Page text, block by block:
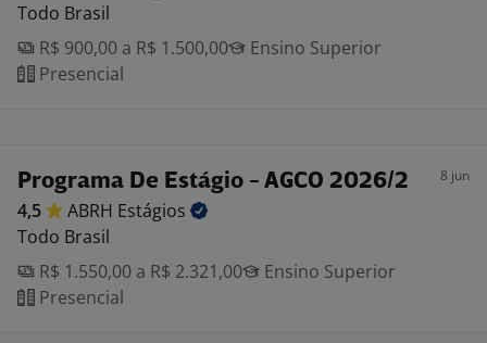
Todo Brasil
R$ 900,00 a R$ 1.500,00
Ensino Superior
Presencial
Programa De Estágio - AGCO 2026/2 8 jun
4,5 ABRH Estágios
Todo Brasil
R$ 1.550,00 a R$ 2.321,00
Ensino Superior
Presencial